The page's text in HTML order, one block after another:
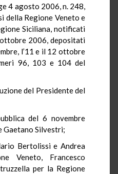
4 agosto 2006, n. 248,
della Regione Veneto e
Siciliana, notificati
2006, depositati
l’11 e il 12 ottobre
96, 103 e 104 del
del Presidente del
del 6 novembre
Gaetano Silvestri;
Bertolissi e Andrea
Veneto, Francesco
per la Regione